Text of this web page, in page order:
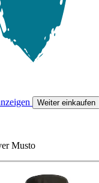
Weiter einkaufen
Musto